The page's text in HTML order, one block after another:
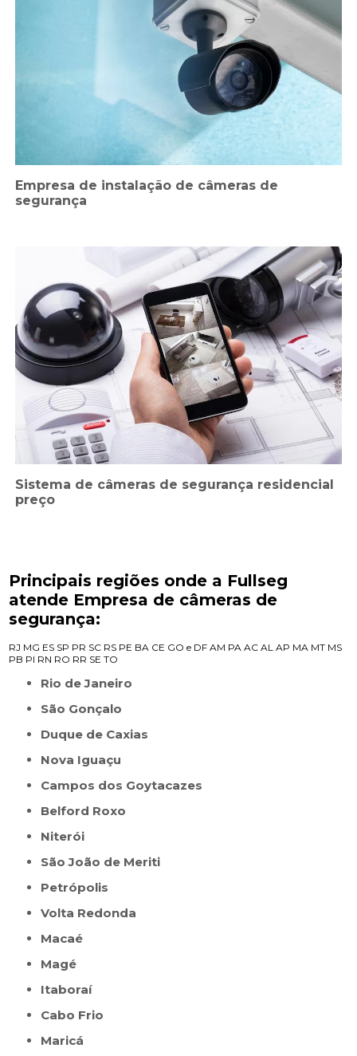
Empresa de instalação de câmeras de
segurança
Sistema de câmeras de segurança residencial
preço
Principais regiões onde a Fullseg
atende Empresa de câmeras de
segurança:
RJ MG ES SP PR SC RS PE BA CE GO e DF AM PA AC AL AP MA MT MS
PB PI RN RO RR SE TO
Rio de Janeiro
São Gonçalo
Duque de Caxias
Nova Iguaçu
Campos dos Goytacazes
Belford Roxo
Niterói
São João de Meriti
Petrópolis
Volta Redonda
Macaé
Magé
Itaboraí
Cabo Frio
Maricá